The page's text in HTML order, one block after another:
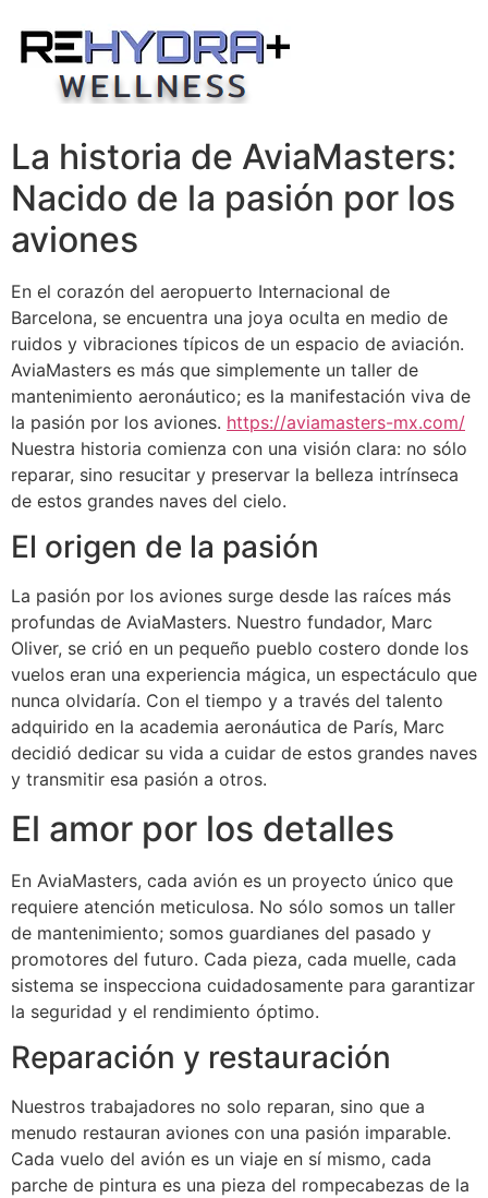
content
La historia de AviaMasters:
Nacido de la pasión por los
aviones
En el corazón del aeropuerto Internacional de
Barcelona, se encuentra una joya oculta en medio de
ruidos y vibraciones típicos de un espacio de aviación.
AviaMasters es más que simplemente un taller de
mantenimiento aeronáutico; es la manifestación viva de
la pasión por los aviones. https://aviamasters-mx.com/
Nuestra historia comienza con una visión clara: no sólo
reparar, sino resucitar y preservar la belleza intrínseca
de estos grandes naves del cielo.
El origen de la pasión
La pasión por los aviones surge desde las raíces más
profundas de AviaMasters. Nuestro fundador, Marc
Oliver, se crió en un pequeño pueblo costero donde los
vuelos eran una experiencia mágica, un espectáculo que
nunca olvidaría. Con el tiempo y a través del talento
adquirido en la academia aeronáutica de París, Marc
decidió dedicar su vida a cuidar de estos grandes naves
y transmitir esa pasión a otros.
El amor por los detalles
En AviaMasters, cada avión es un proyecto único que
requiere atención meticulosa. No sólo somos un taller
de mantenimiento; somos guardianes del pasado y
promotores del futuro. Cada pieza, cada muelle, cada
sistema se inspecciona cuidadosamente para garantizar
la seguridad y el rendimiento óptimo.
Reparación y restauración
Nuestros trabajadores no solo reparan, sino que a
menudo restauran aviones con una pasión imparable.
Cada vuelo del avión es un viaje en sí mismo, cada
parche de pintura es una pieza del rompecabezas de la